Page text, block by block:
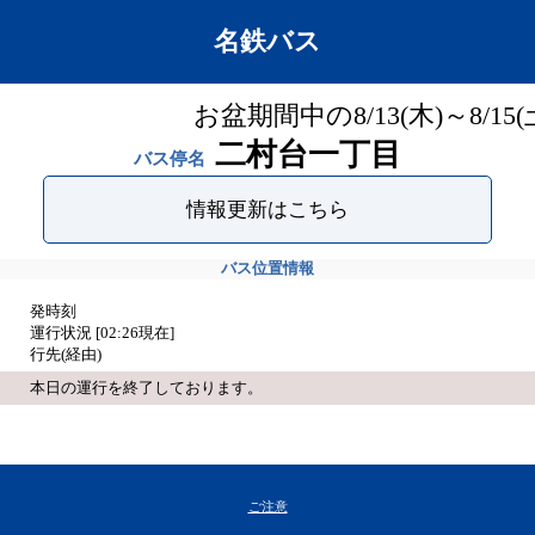
名鉄バス
お盆期間中の8/13(木)～8/
バス停名 二村台一丁目
情報更新はこちら
バス位置情報
発時刻
運行状況 [02:26現在]
行先(経由)
本日の運行を終了しております。
ご注意